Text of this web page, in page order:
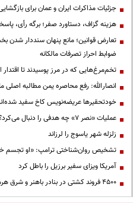
جزئیات مذاکرات ایران و عمان برای
هزینه گزاف، دستاورد صفر؛ برگه رأی،
تعارض قوانین؛ مانع پنهان سنددار شدن
ضوابط احراز تصرفات مالکانه
تخم‌مرغ‌هایی که در مرز پوسیدند تا اقتدار
انصارالله: رفع محاصره یمن مطالبه اصلی
خودتحقیرها عریضه‌نویس کاخ سفید
عملیات «نصر ۷» چه هدفی را دنبال می‌کرد؟
زلزله شهر یاسوج را لرزاند
تشخیص روان‌شناختی ترامپ: «او
آمریکا ویزای سفیر برزیل را باطل کرد
۴۵۰۰ فروند کشتی در بنادر باهنر و شرق هرمزگان پهلو گرفتند